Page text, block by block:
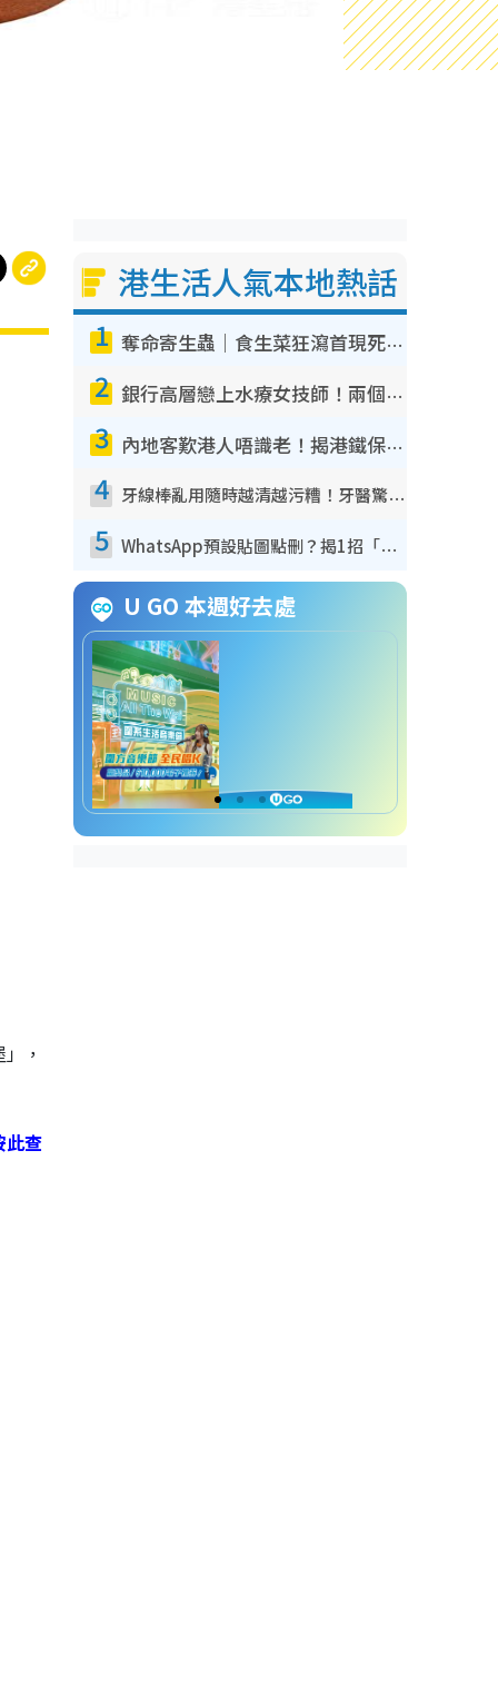
，
此查
港生活人氣本地熱話
1 奪命寄生蟲｜食生菜狂瀉首現死者！疫潮惡化錄1.8萬宗病例 揭洗菜3大謬誤
2 銀行高層戀上水療女技師！兩個月借128萬驚覺「沉船」沉落火海 揭背後疑似邪教操控賣淫
3 內地客歎港人唔識老！揭港鐵保鮮級冷氣 港人求放過：咪投訴
4 牙線棒亂用隨時越清越污糟！牙醫驚揭盲目過戶細菌恐致蛀牙：呢種先係日常真保養
5 WhatsApp預設貼圖點刪？揭1招「反向操作」還原簡潔介面 附3步實測教學
U GO 本週好去處